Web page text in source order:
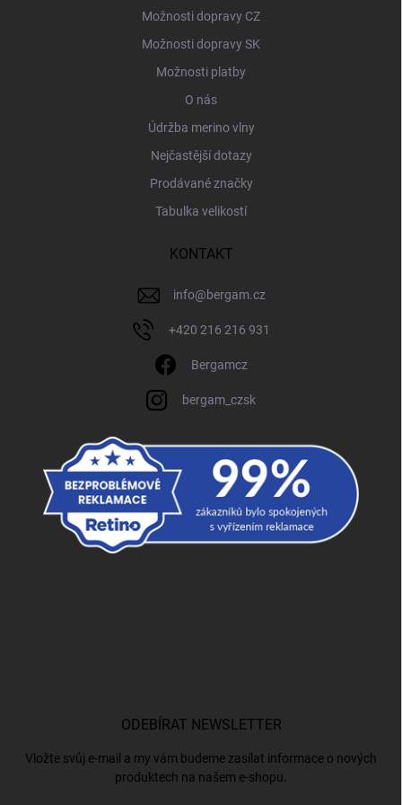
Možnosti dopravy CZ
Možnosti dopravy SK
Možnosti platby
O nás
Údržba merino vlny
Nejčastější dotazy
Prodávané značky
Tabulka velikostí
KONTAKT
info@bergam.cz
+420 216 216 931
Bergamcz
bergam_czsk
ODEBÍRAT NEWSLETTER
Vložte svůj e-mail a my vám budeme zasílat informace o nových
produktech na našem e-shopu.